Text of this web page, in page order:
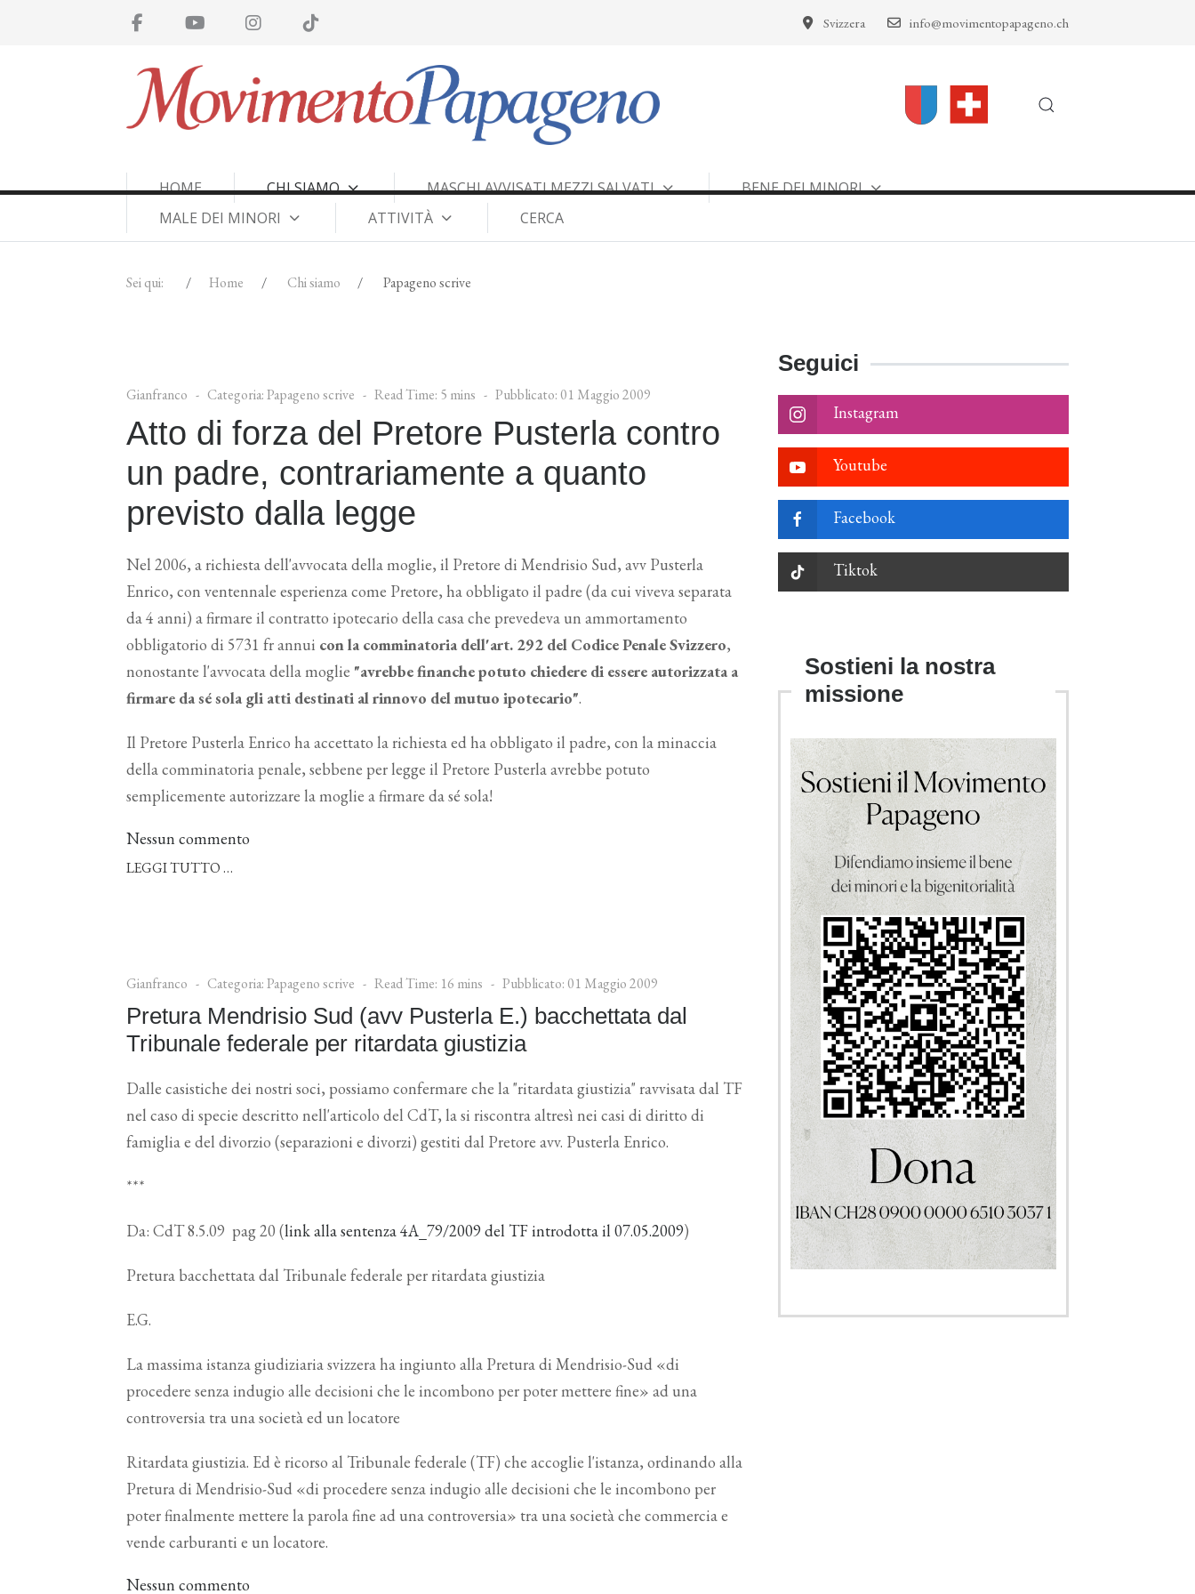
Svizzera info@movimentopapageno.ch
HOME CHI SIAMO MASCHI AVVISATI MEZZI SAL­VATI
BENE DEI MINORI
MALE DEI MINORI
ATTIVITÀ CERCA
Sei qui: Home Chi siamo Papageno scrive
Gianfranco Categoria:Papageno scrive Read Time: 5 mins Pubblicato: 01 Maggio 2009
Atto di forza del Pretore Pusterla contro
un padre, contrariamente a quanto
previsto dalla legge
Nel 2006, a richiesta dell'avvocata della moglie, il Pretore di Mendrisio Sud, avv Pusterla
Enrico, con ventennale esperienza come Pretore, ha obbligato il padre (da cui viveva separata
da 4 anni) a firmare il contratto ipotecario della casa che prevedeva un ammortamento
obbligatorio di 5731 fr annui con la comminatoria dell'art. 292 del Codice Penale Svizzero,
nonostante l'avvocata della moglie "avrebbe finanche potuto chiedere di essere autorizzata a
firmare da sé sola gli atti destinati al rinnovo del mutuo ipotecario".
Il Pretore Pusterla Enrico ha accettato la richiesta ed ha obbligato il padre, con la minaccia
della comminatoria penale, sebbene per legge il Pretore Pusterla avrebbe potuto
semplicemente autorizzare la moglie a firmare da sé sola!
Nessun commento
LEGGI TUTTO …
Gianfranco Categoria:Papageno scrive Read Time: 16 mins Pubblicato: 01 Maggio 2009
Pretura Mendrisio Sud (avv Pusterla E.) bacchettata dal
Tribunale federale per ritardata giustizia
Dalle casistiche dei nostri soci, possiamo confermare che la "ritardata giustizia" ravvisata dal TF
nel caso di specie descritto nell'articolo del CdT, la si riscontra altresì nei casi di diritto di
famiglia e del divorzio (separazioni e divorzi) gestiti dal Pretore avv. Pusterla Enrico.
***
Da: CdT 8.5.09 pag 20 (link alla sentenza 4A_79/2009 del TF introdotta il 07.05.2009)
Pretura bacchettata dal Tribunale federale per ritardata giustizia
E.G.
La massima istanza giudiziaria svizzera ha ingiunto alla Pretura di Mendrisio-Sud «di
procedere senza indugio alle decisioni che le incombono per poter mettere fine» ad una
controversia tra una società ed un locatore
Ritardata giustizia. Ed è ricorso al Tribunale federale (TF) che accoglie l'istanza, ordinando alla
Pretura di Mendrisio-Sud «di procedere senza indugio alle decisioni che le incombono per
poter finalmente mettere la parola fine ad una controversia» tra una società che commercia e
vende carburanti e un locatore.
Nessun commento
Seguici
Instagram
Youtube
Facebook
Tiktok
Sostieni la nostra
missione